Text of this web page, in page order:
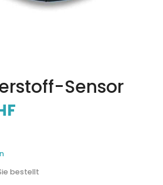
Sensor
bestellt